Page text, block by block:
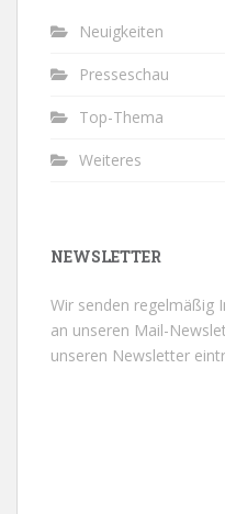
Neuigkeiten
Presseschau
Top-Thema
Weiteres
NEWSLETTER
Wir senden regelmäßig
an unseren Mail-
unseren Newsletter